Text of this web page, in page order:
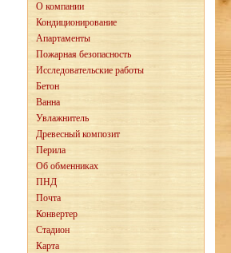
О компании
Кондиционирование
Апартаменты
Пожарная безопасность
Исследовательские работы
Бетон
Ванна
Увлажнитель
Древесный композит
Перила
Об обменниках
ПНД
Почта
Конвертер
Стадион
Карта